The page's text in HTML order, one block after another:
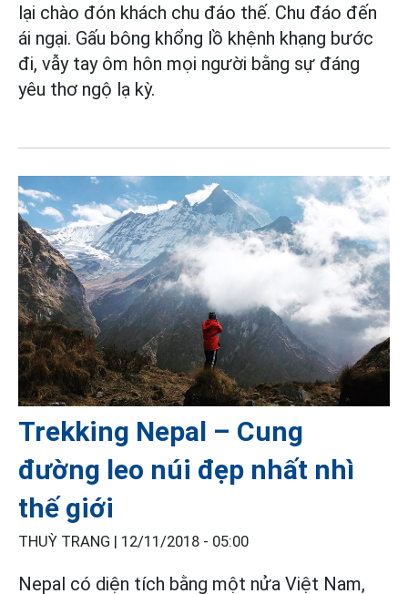
lại chào đón khách chu đáo thế. Chu đáo đến
ái ngại. Gấu bông khổng lồ khệnh khạng bước
đi, vẫy tay ôm hôn mọi người bằng sự đáng
yêu thơ ngộ lạ kỳ.
Trekking Nepal – Cung
đường leo núi đẹp nhất nhì
thế giới
THUỲ TRANG | 12/11/2018 - 05:00
Nepal có diện tích bằng một nửa Việt Nam,